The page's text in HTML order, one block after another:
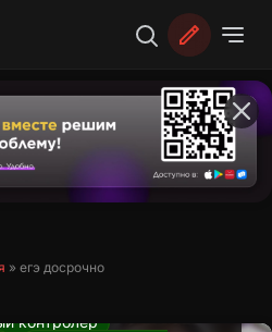
» егэ досрочно
за продажу
для
НК от 23.03
егэ досрочно
контролер